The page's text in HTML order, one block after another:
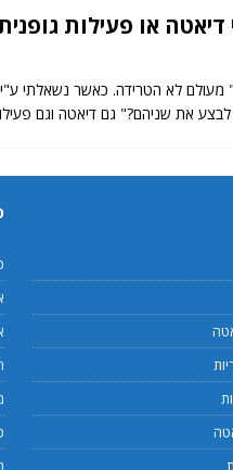
או פעילות
מעולם לא הטרידה. כאשר נשאלתי
את שניהם?" גם דיאטה וגם